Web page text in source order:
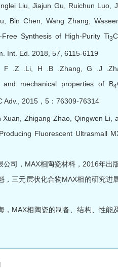
Liu, Jiajun Gu, Ruichun Luo,
Bin Chen, Wang Zhang,
Synthesis of High-Purity Ti3C
Int. Ed. 2018, 57, 6115-6119
F .Z .Li, H .B .Zhang, G .J
and mechanical properties of B4
Adv., 2015，5：76309-76314
Xuan, Zhigang Zhao, Qingwen Li,
Fluorescent Ultrasmall
公司，MAX相陶瓷材料，2016年出
，三元层状化合物MAX相的研究进
，MAX相陶瓷的制备、结构、性能